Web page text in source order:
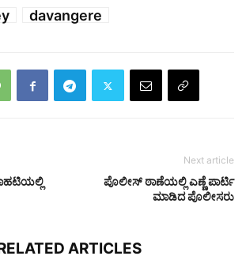
davangere
Next article
ಪೊಲೀಸ್ ಠಾಣೆಯಲ್ಲಿ ಎಣ್ಣೆ ಪಾರ್ಟಿ
ಮಾಡಿದ ಪೊಲೀಸರು
ARTICLES